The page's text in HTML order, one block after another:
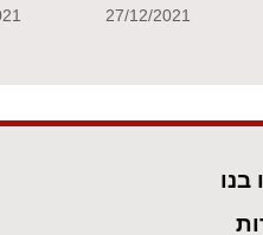
27/12/2021
בנו